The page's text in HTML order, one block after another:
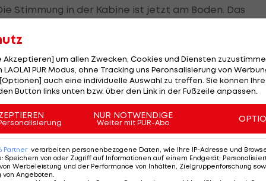
Stimmung in der Kabine ist jetzt am Boden. Das
Wochen ist brutal."
"Ich verstehe nicht, wofür es diese
viel Druck drauf ist, aber das ist keine
keine Erklärung für seinen ausgebliebenen Pfiff
nicht äußern.
Schiedsrichter zuschieben: "Das war ein
Eigenfehler führen zu Gegentoren und vorne
Akzeptieren] um allen Zwecken, Cookies und Diensten
PUR Modus, ohne Tracking uns Peronsalisierung von
auch eine individuelle Auswahl zu treffen. Sie können
Button links unten bzw. über den Link in der Fußzeile anpassen.
NUR NOTWENDIGE
Weiter mit PUR-Abo
Partner verarbeiten personenbezogene Daten, wie Ihre IP-Adresse und
: Speichern von oder Zugriff auf Informationen auf einem Endgerät;
Werbeleistung und der Performance von Inhalten, Zielgruppenforschung
von Angeboten